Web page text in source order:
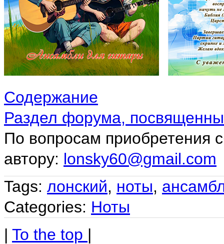
Содержание
Раздел форума,
По вопросам приобретения
автору: lonsky60@gmail.com
Tags: лонский, ноты,
Categories: Ноты
| To the top |